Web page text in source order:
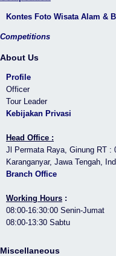
Kontes Foto Wisata Alam &
Competitions
About Us
Profile
Officer
Tour Leader
Kebijakan Privasi
Head Office :
Jl Permata Raya, Ginung RT :
Karanganyar, Jawa Tengah,
Branch Office
Working Hours :
08:00-16:30:00 Senin-Jumat
08:00-13:30 Sabtu
Miscellaneous